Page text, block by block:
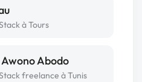
à Tours
Abodo
freelance à Tunis